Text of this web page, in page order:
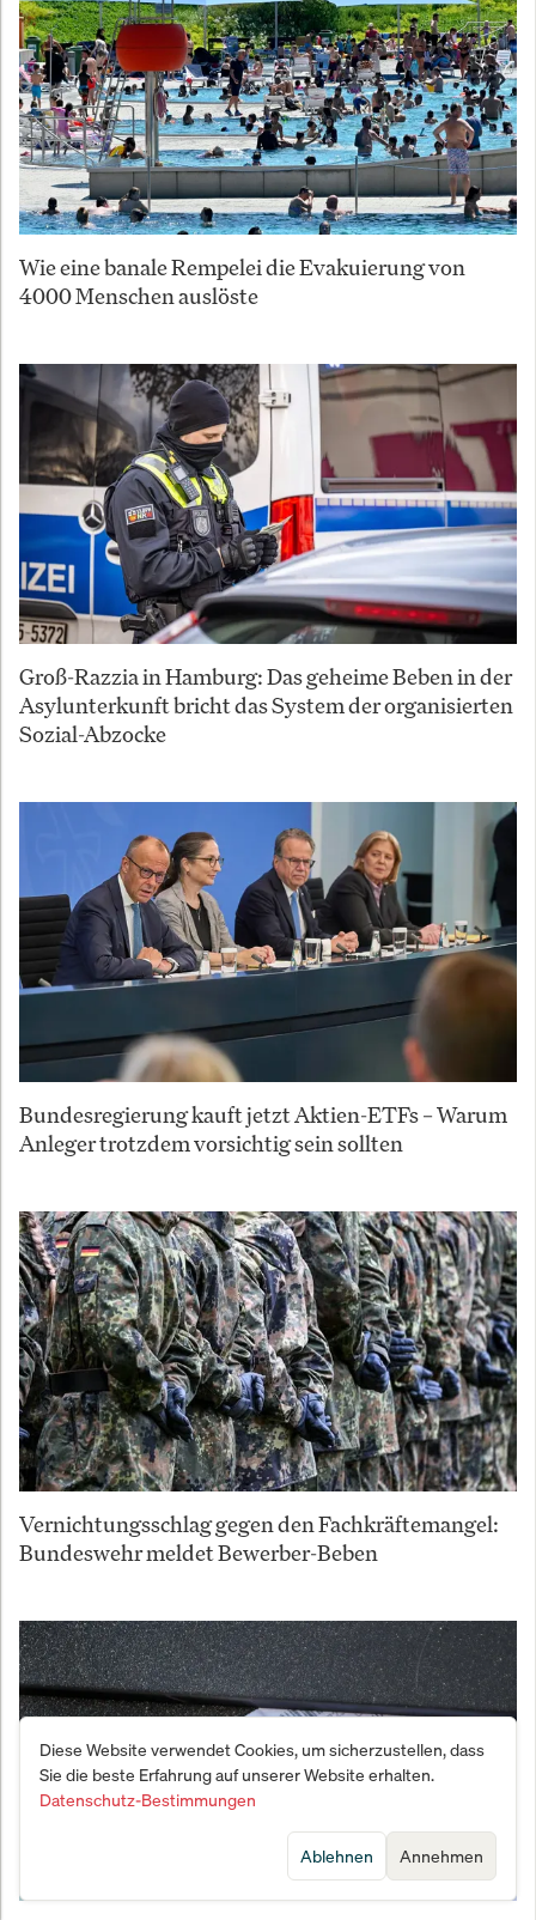
Wie eine banale Rempelei die Evakuierung von
4000 Menschen auslöste
Groß-Razzia in Hamburg: Das geheime Beben in der
Asylunterkunft bricht das System der organisierten
Sozial-Abzocke
Bundesregierung kauft jetzt Aktien-ETFs – Warum
Anleger trotzdem vorsichtig sein sollten
Vernichtungsschlag gegen den Fachkräftemangel:
Bundeswehr meldet Bewerber-Beben
Diese Website verwendet Cookies, um sicherzustellen, dass
Sie die beste Erfahrung auf unserer Website erhalten.
Datenschutz-Bestimmungen
Annehmen
Ablehnen